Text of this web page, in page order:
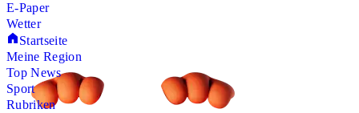
E-Paper
Wetter
Startseite
Meine Region
Top News
Sport
Rubriken